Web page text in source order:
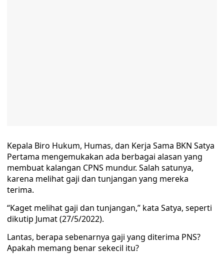
Kepala Biro Hukum, Humas, dan Kerja Sama BKN Satya
Pertama mengemukakan ada berbagai alasan yang
membuat kalangan CPNS mundur. Salah satunya,
karena melihat gaji dan tunjangan yang mereka
terima.
“Kaget melihat gaji dan tunjangan,” kata Satya, seperti
dikutip Jumat (27/5/2022).
Lantas, berapa sebenarnya gaji yang diterima PNS?
Apakah memang benar sekecil itu?